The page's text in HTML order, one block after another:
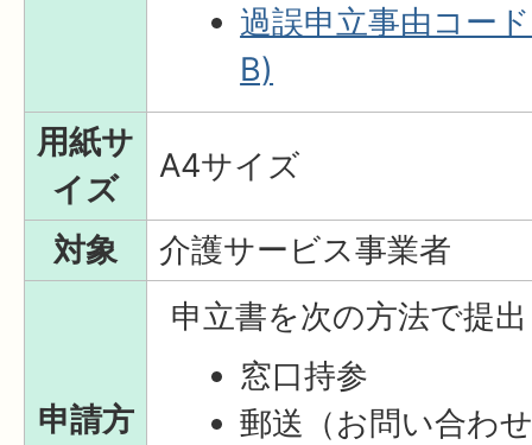
過誤申立事由コー
B)
用紙サ
イズ
A4サイズ
対象 介護サービス事業者
申請方
申立書を次の方法で提
窓口持参
郵送（お問い合わ